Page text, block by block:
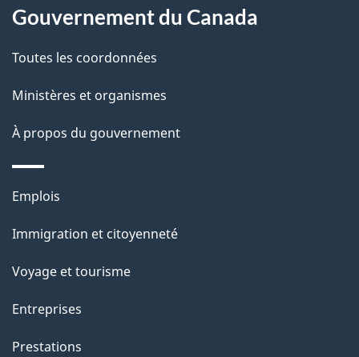
l
e
d
o
c
u
m
e
n
t
p
a
g
e
r
a
c
i
o
n
s
u
r
c
e
Gouvernement du Canada
Toutes les coordonnées
Ministères et organismes
À propos du gouvernement
Thèmes
sujets
Emplois
Immigration et citoyenneté
Voyage et tourisme
Entreprises
Prestations